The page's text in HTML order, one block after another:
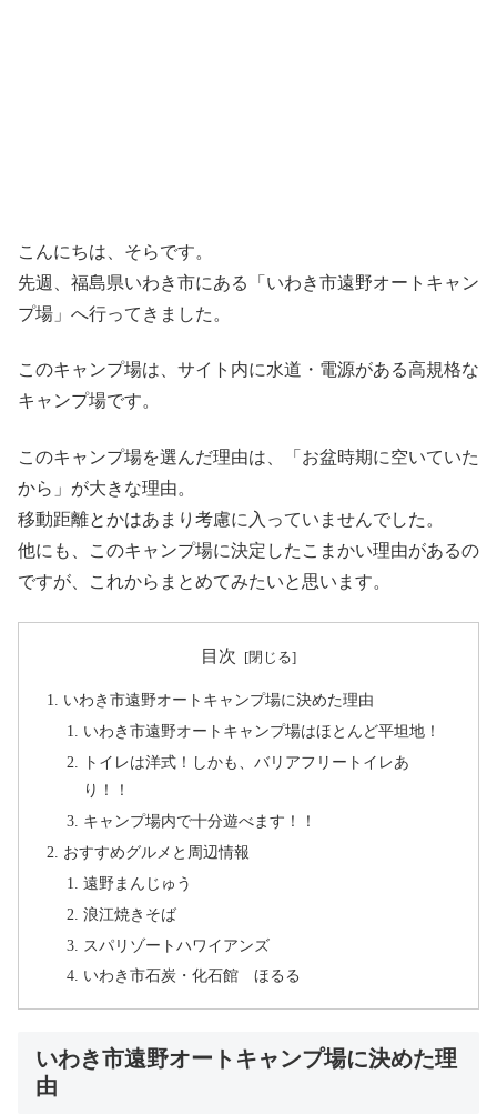
こんにちは、そらです。
先週、福島県いわき市にある「いわき市遠野オートキャン
プ場」へ行ってきました。
このキャンプ場は、サイト内に水道・電源がある高規格な
キャンプ場です。
このキャンプ場を選んだ理由は、「お盆時期に空いていた
から」が大きな理由。
移動距離とかはあまり考慮に入っていませんでした。
他にも、このキャンプ場に決定したこまかい理由があるの
ですが、これからまとめてみたいと思います。
目次
いわき市遠野オートキャンプ場に決めた理由
いわき市遠野オートキャンプ場はほとんど平坦地！
トイレは洋式！しかも、バリアフリートイレあ
り！！
キャンプ場内で十分遊べます！！
おすすめグルメと周辺情報
遠野まんじゅう
浪江焼きそば
スパリゾートハワイアンズ
いわき市石炭・化石館 ほるる
いわき市遠野オートキャンプ場に決めた理
由